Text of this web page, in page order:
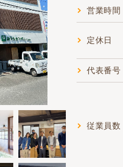
営業時間
定休日
代表番号
従業員数